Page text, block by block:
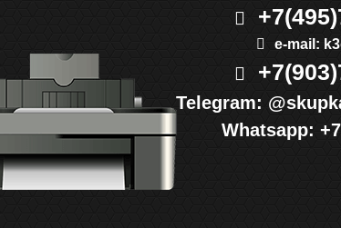
+7(495)
e-mail:
+7(903)
Telegram:
Whatsapp: